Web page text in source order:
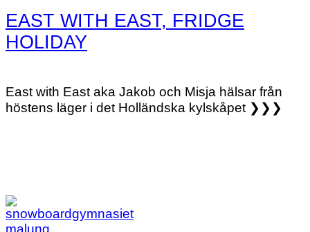
EAST WITH EAST, FRIDGE
HOLIDAY
East with East aka Jakob och Misja hälsar från
höstens läger i det Holländska kylskåpet ❯❯❯